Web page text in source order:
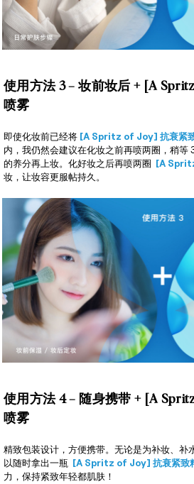
使用方法 3 – 妆前妆后 + [A
喷雾
即使化妆前已经将 [A Spritz of Joy] 抗衰紧
内，我仍然会建议在化妆之前再喷两圈，稍等
的养分再上妆。化好妆之后再喷两圈
[A
妆，让妆容更服帖持久。
使用方法 4 – 随身携带 + [A
喷雾
精致包装设计，方便携带。无论是为补妆、补
以随时拿出一瓶 [A Spritz of Joy] 抗衰紧致
力，保持紧致年轻都肌肤！